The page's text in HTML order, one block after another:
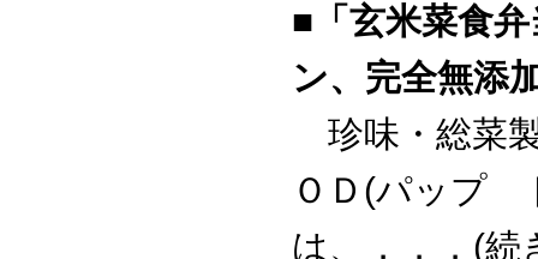
■「玄米菜食
ン、完全無添
珍味・総菜
ＯＤ(パップ
は、．．．(続